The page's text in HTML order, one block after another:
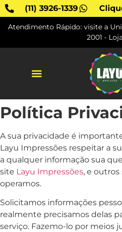
(11) 3926-1339
Atendimento Rápido: visite a
2001 -
Política
A sua privacidade é
Layu Impressões respeitar a
a qualquer informação sua
site Layu Impressões, e
operamos.
Solicitamos informações
realmente precisamos delas
serviço. Fazemo-lo por meios